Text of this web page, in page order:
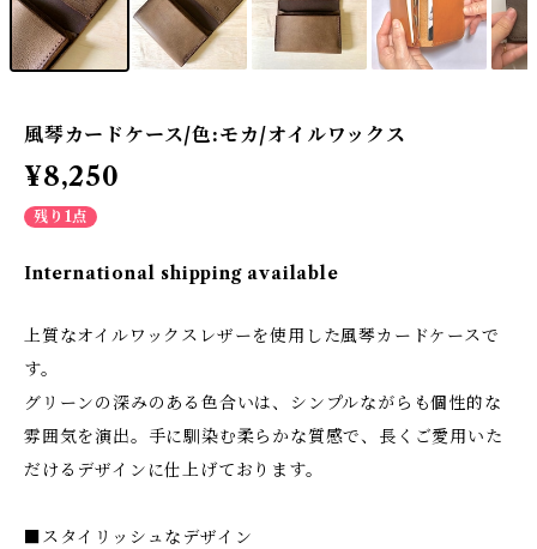
風琴カードケース/色:モカ/オイルワックス
¥8,250
残り1点
International shipping available
上質なオイルワックスレザーを使用した風琴カードケースで
す。
グリーンの深みのある色合いは、シンプルながらも個性的な
雰囲気を演出。手に馴染む柔らかな質感で、長くご愛用いた
だけるデザインに仕上げております。
■スタイリッシュなデザイン